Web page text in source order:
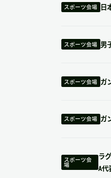
スポーツ会場 日
スポーツ会場 男
スポーツ会場 ガ
スポーツ会場 ガ
スポーツ会
場
ラ
A代